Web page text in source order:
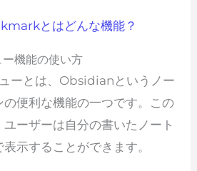
とはどんな機能？
機能の使い方
ーとは、Obsidianというノー
の便利な機能の一つです。この
ーザーは自分の書いたノート
示することができます。